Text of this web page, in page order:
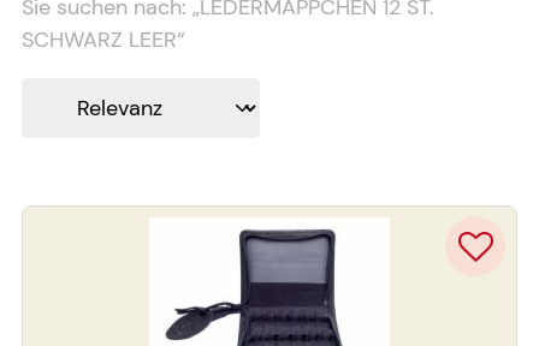
Sie suchen nach: „LEDERMÄPPCHEN 12 ST.
SCHWARZ LEER“